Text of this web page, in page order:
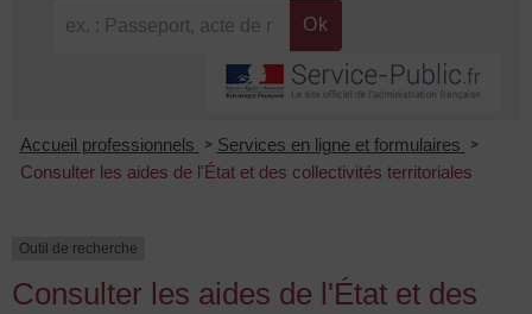
Accueil professionnels > Services en ligne et formulaires >
Consulter les aides de l'État et des collectivités territoriales
Outil de recherche
Consulter les aides de l'État et des